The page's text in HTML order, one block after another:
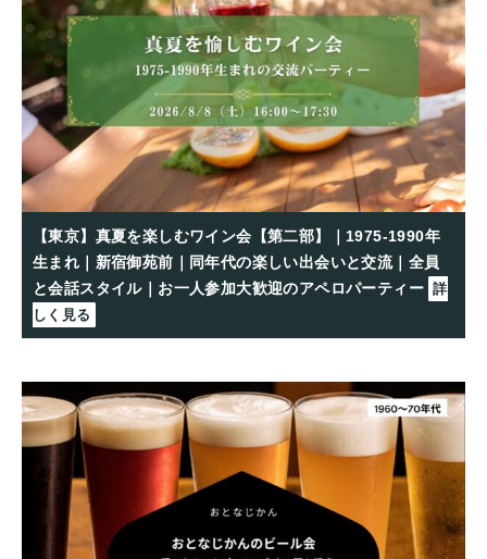
【東京】真夏を楽しむワイン会【第二部】｜1975-1990年
生まれ｜新宿御苑前｜同年代の楽しい出会いと交流｜全員
と会話スタイル｜お一人参加大歓迎のアペロパーティー 詳
しく見る